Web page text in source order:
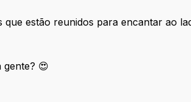
estão reunidos para encantar ao
😍